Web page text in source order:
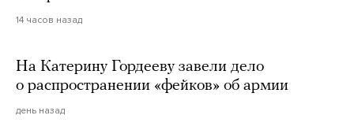
14 часов назад
На Катерину Гордееву завели дело
о распространении «фейков» об армии
день назад